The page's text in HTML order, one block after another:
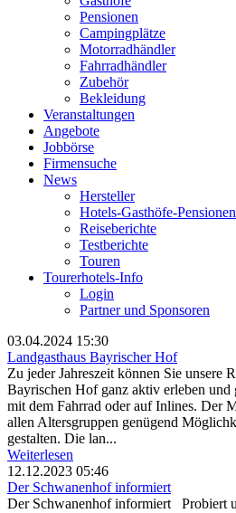
Pensionen
Campingplätze
Motorradhändler
Fahrradhändler
Zubehör
Bekleidung
Veranstaltungen
Angebote
Jobbörse
Firmensuche
News
Hersteller
Hotels-Gasthöfe-Pensionen
Reiseberichte
Testberichte
Touren
Tourerhotels-Info
Login
Partner und Sponsoren
03.04.2024 15:30
Landgasthaus Bayrischer Hof
Zu jeder Jahreszeit können Sie unsere
Bayrischen Hof ganz aktiv erleben und
mit dem Fahrrad oder auf Inlines. Der
allen Altersgruppen genügend
gestalten. Die lan...
Weiterlesen
12.12.2023 05:46
Der Schwanenhof informiert
Der Schwanenhof informiert Probiert